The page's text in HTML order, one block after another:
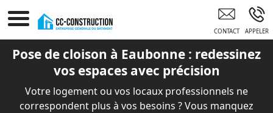
Entreprise Tous Corps D’état EAUBONNE
Pose de cloison à Eaubonne : redessinez
vos espaces avec précision
Votre logement ou vos locaux professionnels ne
correspondent plus à vos besoins ? Vous manquez